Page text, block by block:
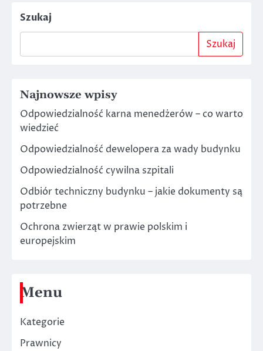
Szukaj
Szukaj
Najnowsze wpisy
Odpowiedzialność karna menedżerów – co warto
wiedzieć
Odpowiedzialność dewelopera za wady budynku
Odpowiedzialność cywilna szpitali
Odbiór techniczny budynku – jakie dokumenty są
potrzebne
Ochrona zwierząt w prawie polskim i
europejskim
Menu
Kategorie
Prawnicy